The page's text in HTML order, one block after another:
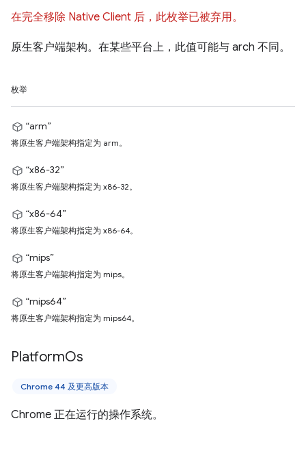
在完全移除 Native Client 后，此枚举已被弃用。
原生客户端架构。在某些平台上，此值可能与 arch 不同。
枚举
“arm”
将原生客户端架构指定为 arm。
“x86-32”
将原生客户端架构指定为 x86-32。
“x86-64”
将原生客户端架构指定为 x86-64。
“mips”
将原生客户端架构指定为 mips。
“mips64”
将原生客户端架构指定为 mips64。
PlatformOs
Chrome 44 及更高版本
Chrome 正在运行的操作系统。